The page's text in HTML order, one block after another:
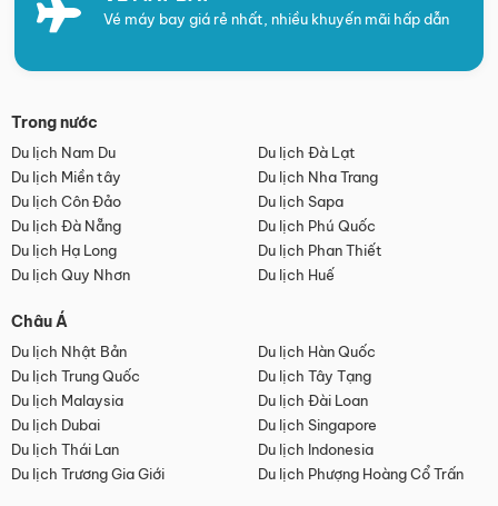
Vé máy bay giá rẻ nhất, nhiều khuyến mãi hấp dẫn
Trong nước
Du lịch Nam Du
Du lịch Đà Lạt
Du lịch Miền tây
Du lịch Nha Trang
Du lịch Côn Đảo
Du lịch Sapa
Du lịch Đà Nẵng
Du lịch Phú Quốc
Du lịch Hạ Long
Du lịch Phan Thiết
Du lịch Quy Nhơn
Du lịch Huế
Châu Á
Du lịch Nhật Bản
Du lịch Hàn Quốc
Du lịch Trung Quốc
Du lịch Tây Tạng
Du lịch Malaysia
Du lịch Đài Loan
Du lịch Dubai
Du lịch Singapore
Du lịch Thái Lan
Du lịch Indonesia
Du lịch Trương Gia Giới
Du lịch Phượng Hoàng Cổ Trấn